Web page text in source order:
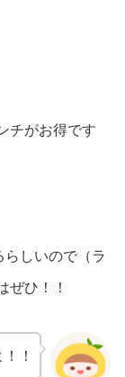
チがお得です
しいので（ラ
ぜひ！！
！